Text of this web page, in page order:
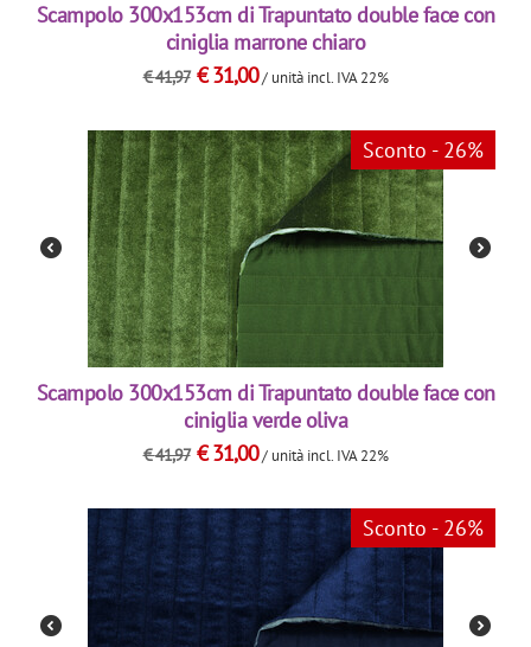
Scampolo 300x153cm di Trapuntato double face con
ciniglia marrone chiaro
€41,97 €31,00 / unità incl. IVA 22%
Sconto - 26%
Scampolo 300x153cm di Trapuntato double face con
ciniglia verde oliva
€41,97 €31,00 / unità incl. IVA 22%
Sconto - 26%